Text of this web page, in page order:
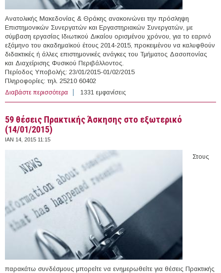
Ανατολικής Μακεδονίας & Θράκης ανακοινώνει την πρόσληψη
Επιστημονικών Συνεργατών και Εργαστηριακών Συνεργατών, με
σύμβαση εργασίας Ιδιωτικού Δικαίου ορισμένου χρόνου, για το εαρινό
εξάμηνο του ακαδημαϊκού έτους 2014-2015, προκειμένου να καλυφθούν
διδακτικές ή άλλες επιστημονικές ανάγκες του Τμήματος Δασοπονίας
και Διαχείρισης Φυσικού Περιβάλλοντος.
Περίοδος Υποβολής: 23/01/2015-01/02/2015
Πληροφορίες: τηλ. 25210 60402
Διαβάστε περισσότερα για Συμπληρωματική προκήρυξη για πρόσληψη
Επιστημονικών Συνεργατών και Εργαστηριακών
Φυσικού Περιβάλλοντος του ΤΕΙ ΑΜΘ
1331 εμφανίσεις
59 θέσεις Πρακτικής Άσκησης στο εξωτερικό
(14/01/2015)
ΙΑΝ 14, 2015 11:15
Στους
παρακάτω συνδέσμους μπορείτε να ενημερωθείτε για θέσεις Πρακτικής